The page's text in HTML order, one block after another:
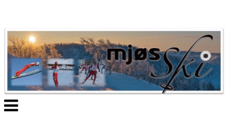
Veksle
navigasjon